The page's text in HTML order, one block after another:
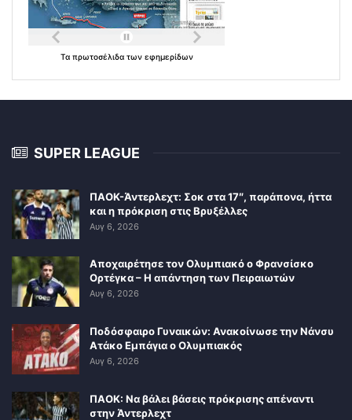
Τα πρωτοσέλιδα των εφημερίδων
SUPER LEAGUE
ΠΑΟΚ-Άντερλεχτ: Σοκ στα 17″, παράπονα, ήττα
και η πρόκριση στις Βρυξέλλες
Αυγ 6, 2026
Αποχαιρέτησε τον Ολυμπιακό ο Φρανσίσκο
Ορτέγκα – Η απάντηση των Πειραιωτών
Αυγ 6, 2026
Ποδόσφαιρο Γυναικών: Ανακοίνωσε την Νάνσυ
Ατάκο Εμπάγια ο Ολυμπιακός
Αυγ 6, 2026
ΠΑΟΚ: Να βάλει βάσεις πρόκρισης απέναντι
στην Άντερλεχτ